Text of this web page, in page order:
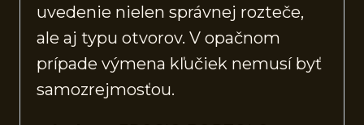
uvedenie nielen správnej rozteče,
ale aj typu otvorov. V opačnom
prípade výmena kľučiek nemusí byť
samozrejmosťou.